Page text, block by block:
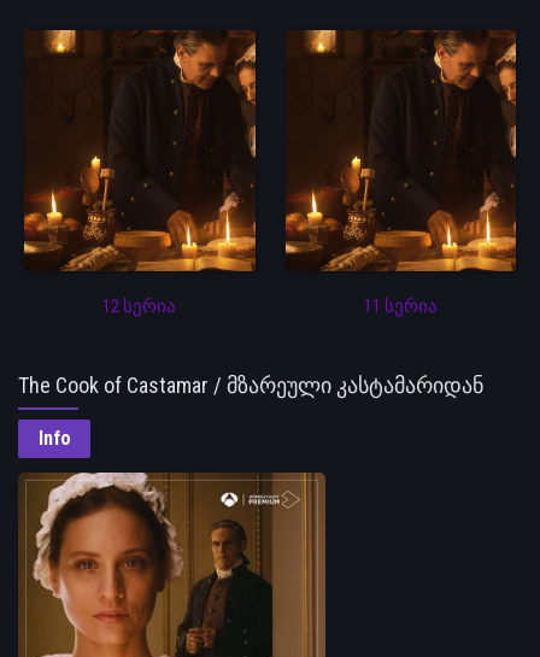
12 სერია 11 სერია
The Cook of Castamar / მზარეული კასტამარიდან
Info